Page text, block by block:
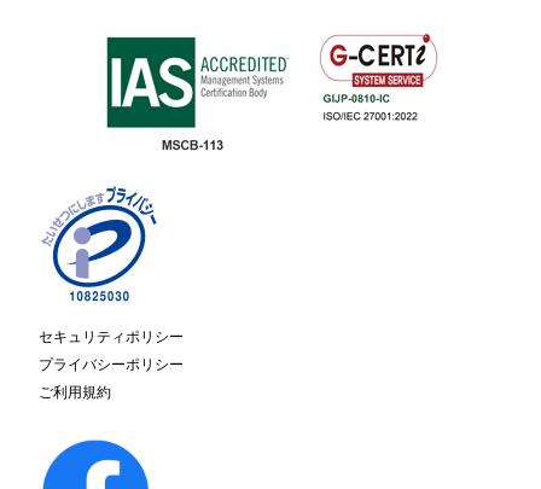
セキュリティポリシー
プライバシーポリシー
ご利用規約